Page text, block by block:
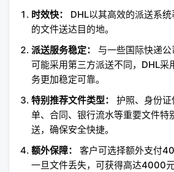
时效快：
DHL以其高效的派送系
的文件送达目的地。
派送服务稳定：
与一些国际快递
可能采用第三方派送不同，DHL采
务更加稳定可靠。
特别推荐文件类型：
护照、身份
单、合同、银行流水等重要文件特
送，确保安全快捷。
额外保障：
客户可选择额外支付40
一旦文件丢失，可获得高达4000